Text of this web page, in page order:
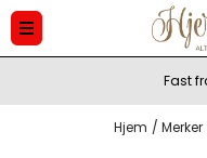
Hopp til innhold
Fast
Hjem / Merker